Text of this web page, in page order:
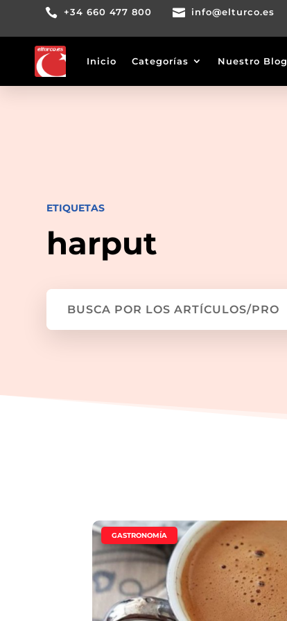
 +34 660 477 800  info@elturco.es
Inicio Categorías Nuestro Blog
ETIQUETAS
harput
GASTRONOMÍA